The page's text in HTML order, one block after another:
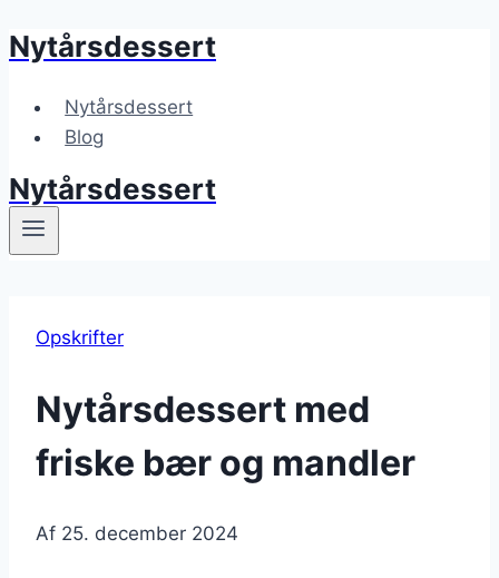
Fortsæt
indhold
Nytårsdessert
Nytårsdessert
Blog
Nytårsdessert
Opskrifter
Nytårsdessert med
friske bær og mandler
Af 25. december 2024